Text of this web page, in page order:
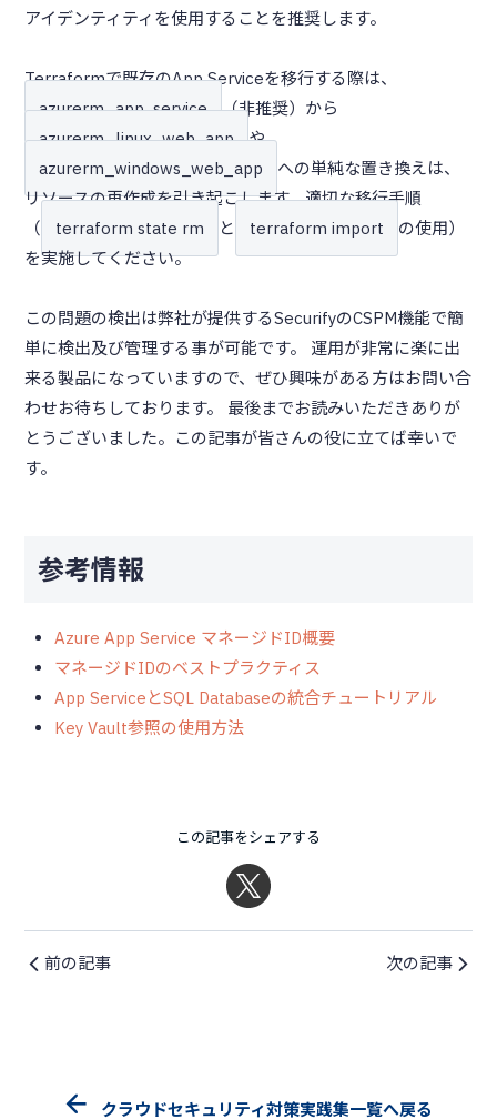
アイデンティティを使用することを推奨します。
Terraformで既存のApp Serviceを移行する際は、
azurerm_app_service
（非推奨）から
azurerm_linux_web_app
や
azurerm_windows_web_app
への単純な置き換えは、
リソースの再作成を引き起こします。適切な移行手順
（
terraform state rm と terraform import
の使用）
を実施してください。
この問題の検出は弊社が提供するSecurifyのCSPM機能で簡
単に検出及び管理する事が可能です。 運用が非常に楽に出
来る製品になっていますので、ぜひ興味がある方はお問い合
わせお待ちしております。 最後までお読みいただきありが
とうございました。この記事が皆さんの役に立てば幸いで
す。
参考情報
Azure App Service マネージドID概要
マネージドIDのベストプラクティス
App ServiceとSQL Databaseの統合チュートリアル
Key Vault参照の使用方法
この記事をシェアする
前の記事 次の記事
クラウドセキュリティ対策実践集一覧へ戻る